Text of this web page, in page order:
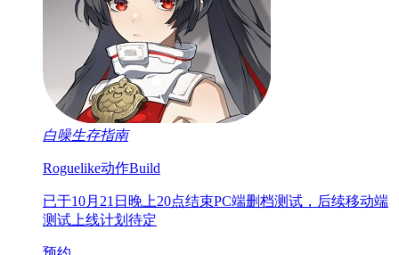
白噪生存指南
Roguelike动作Build
已于10月21日晚上20点结束PC端删档测试，后续移动端
测试上线计划待定